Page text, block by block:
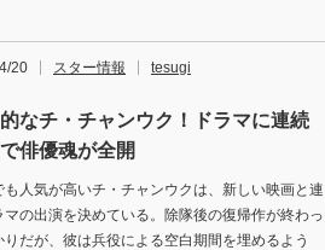
20 スター情報 tesugi
なチ・チャンウク！ドラマに連続
俳優魂が全開
も人気が高いチ・チャンウクは、新しい映画と連
マの出演を決めている。除隊後の復帰作が終わっ
りだが、彼は兵役による空白期間を埋めるよう